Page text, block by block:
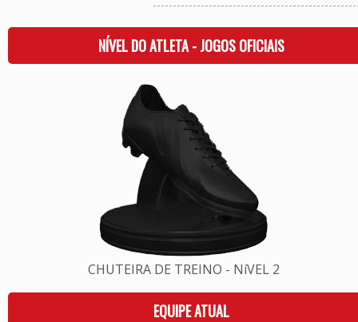
NÍVEL DO ATLETA - JOGOS OFICIAIS
CHUTEIRA DE TREINO - NíVEL 2
EQUIPE ATUAL